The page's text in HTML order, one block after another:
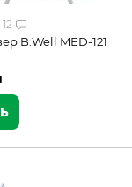
12
B.Well MED-121